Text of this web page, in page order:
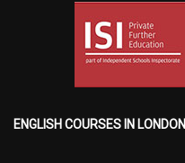
ENGLISH COURSES IN LONDON